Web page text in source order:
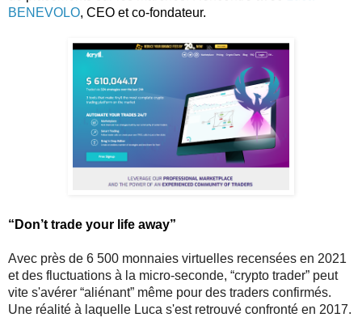
BENEVOLO, CEO et co-fondateur.
“Don’t trade your life away”
Avec près de 6 500 monnaies virtuelles recensées en 2021
et des fluctuations à la micro-seconde, “crypto trader” peut
vite s'avérer “aliénant” même pour des traders confirmés.